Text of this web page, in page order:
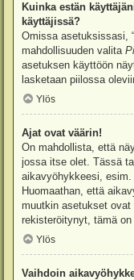
Kuinka estän
käyttäjissä?
Omissa asetuksissasi,
mahdollisuuden valita
asetuksen käyttöön
lasketaan piilossa
Ylös
Ajat ovat väärin!
On mahdollista, että
jossa itse olet. Tässä
aikavyöhykkeesi, esim.
Huomaathan, että
muutkin asetukset
rekisteröitynyt, tämä
Ylös
Vaihdoin